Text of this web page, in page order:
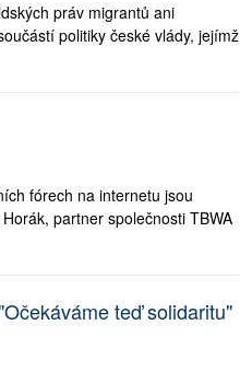
práv migrantů ani
politiky české vlády, jejímž
fórech na internetu jsou
partner společnosti TBWA
teď solidaritu"